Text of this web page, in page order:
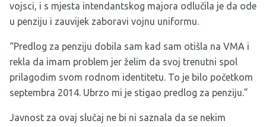
vojsci, i s mjesta intendantskog majora odlučila je da ode
u penziju i zauvijek zaboravi vojnu uniformu.
“Predlog za penziju dobila sam kad sam otišla na VMA i
rekla da imam problem jer želim da svoj trenutni spol
prilagodim svom rodnom identitetu. To je bilo početkom
septembra 2014. Ubrzo mi je stigao predlog za penziju.”
Javnost za ovaj slučaj ne bi ni saznala da se nekim